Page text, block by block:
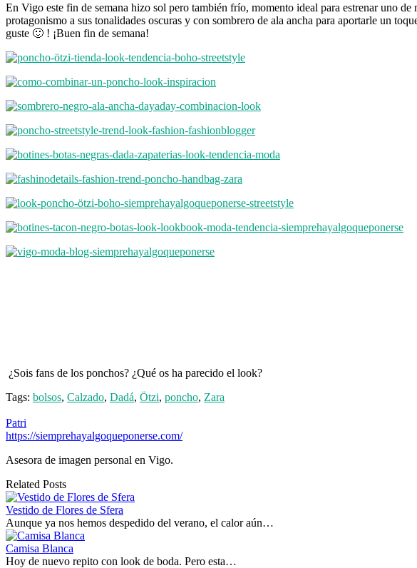
En Vigo este fin de semana hizo sol pero también frío, momento ideal para estrenar uno
protagonismo a sus tonalidades oscuras y con sombrero de ala ancha para aportarle un
guste 🙂 ! ¡Buen fin de semana!
¿Sois fans de los ponchos? ¿Qué os ha parecido el look?
Tags: bolsos, Calzado, Dadá, Ötzi, poncho, Zara
Patri
https://siemprehayalgoqueponerse.com/
Asesora de imagen personal en Vigo.
Related Posts
Vestido de Flores de Sfera
Aunque ya nos hemos despedido del verano, el calor aún…
Camisa Blanca
Hoy de nuevo repito con look de boda. Pero esta…